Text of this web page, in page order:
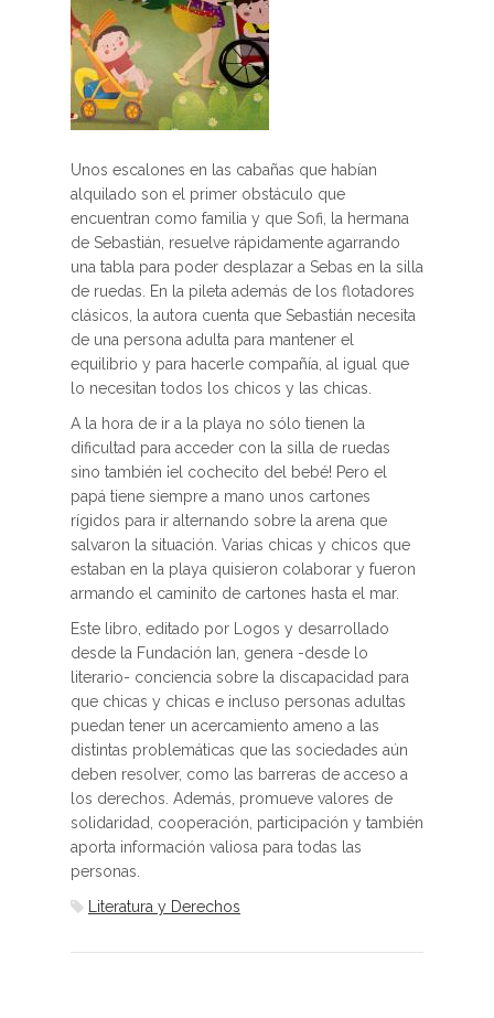
Unos escalones en las cabañas que habían
alquilado son el primer obstáculo que
encuentran como familia y que Sofi, la hermana
de Sebastián, resuelve rápidamente agarrando
una tabla para poder desplazar a Sebas en la silla
de ruedas. En la pileta además de los flotadores
clásicos, la autora cuenta que Sebastián necesita
de una persona adulta para mantener el
equilibrio y para hacerle compañía, al igual que
lo necesitan todos los chicos y las chicas.
A la hora de ir a la playa no sólo tienen la
dificultad para acceder con la silla de ruedas
sino también ¡el cochecito del bebé! Pero el
papá tiene siempre a mano unos cartones
rígidos para ir alternando sobre la arena que
salvaron la situación. Varias chicas y chicos que
estaban en la playa quisieron colaborar y fueron
armando el caminito de cartones hasta el mar.
Este libro, editado por Logos y desarrollado
desde la Fundación Ian, genera -desde lo
literario- conciencia sobre la discapacidad para
que chicas y chicas e incluso personas adultas
puedan tener un acercamiento ameno a las
distintas problemáticas que las sociedades aún
deben resolver, como las barreras de acceso a
los derechos. Además, promueve valores de
solidaridad, cooperación, participación y también
aporta información valiosa para todas las
personas.
Literatura y Derechos